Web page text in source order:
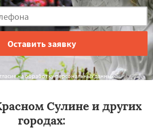
на обработку персональных данных
Сулине и других
городах: